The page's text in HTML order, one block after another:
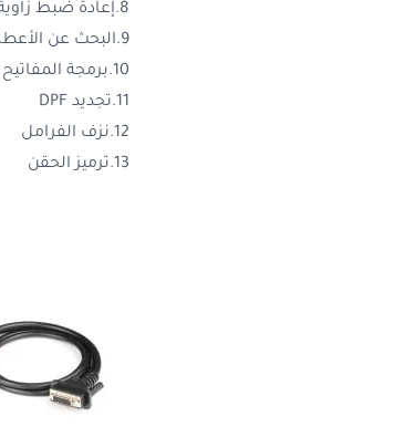
8.إعادة ضبط زاوية التوجيه
9.البحث عن الأعطال الموجه
10.برمجة المفاتيح الجديدة
11.تجديد DPF
12.نزف الفرامل
13.ترميز الحقن